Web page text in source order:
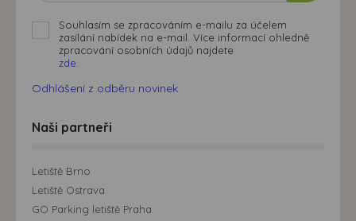
Souhlasím se zpracováním e-mailu za účelem
zasílání nabídek na e-mail. Více informací ohledně
zpracování osobních údajů najdete
zde.
Odhlášení z odběru novinek
Naši partneři
Letiště Brno
Letiště Ostrava
GO Parking letiště Praha